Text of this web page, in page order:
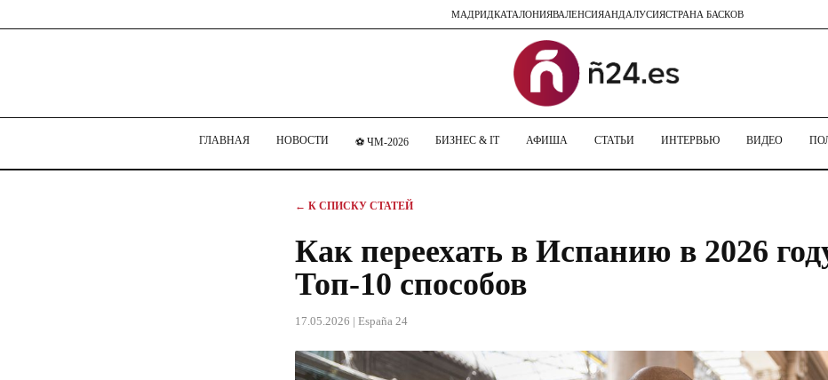
МАДРИДКАТАЛОНИЯВАЛЕНСИЯАНДАЛУСИЯСТРАНА БАСКОВ
ГЛАВНАЯ НОВОСТИ ⚽ ЧМ-2026 БИЗНЕС & IT АФИША СТАТЬИ ИНТЕРВЬЮ ВИДЕО
← К СПИСКУ СТАТЕЙ
Как переехать в Испанию в 2026
Топ-10 способов
17.05.2026 | España 24